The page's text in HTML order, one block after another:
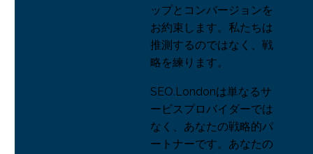
AxureRPはプロトタイピ
ングに最適なツールで
2
より良いUXデザインの
1
ステークホルダー・マ
ップとコンバージョンを
お約束します。私たちは
推測するのではなく、戦
略を練ります。
SEO.Londonは単なるサ
ービスプロバイダーでは
なく、あなたの戦略的パ
ートナーです。あなたの